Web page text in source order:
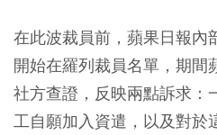
在此波裁員前，蘋果日報內
開始在羅列裁員名單，期間
社方查證，反映兩點訴求：
工自願加入資遣，以及對於